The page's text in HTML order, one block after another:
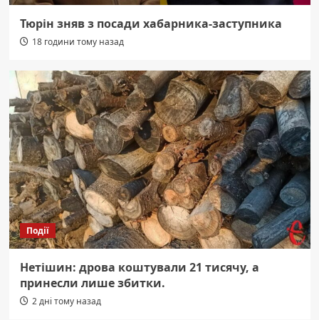
Тюрін зняв з посади хабарника-заступника
18 години тому назад
Події
Нетішин: дрова коштували 21 тисячу, а
принесли лише збитки.
2 дні тому назад